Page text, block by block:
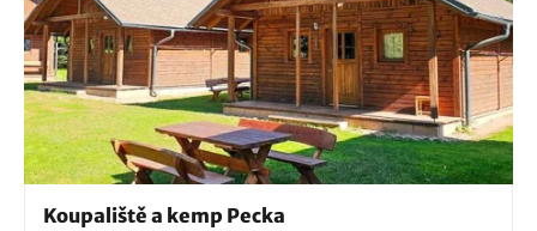
Koupaliště a kemp Pecka